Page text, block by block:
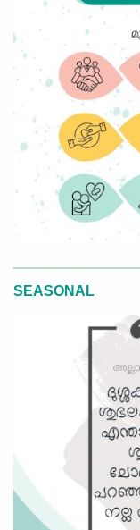
SEASONAL